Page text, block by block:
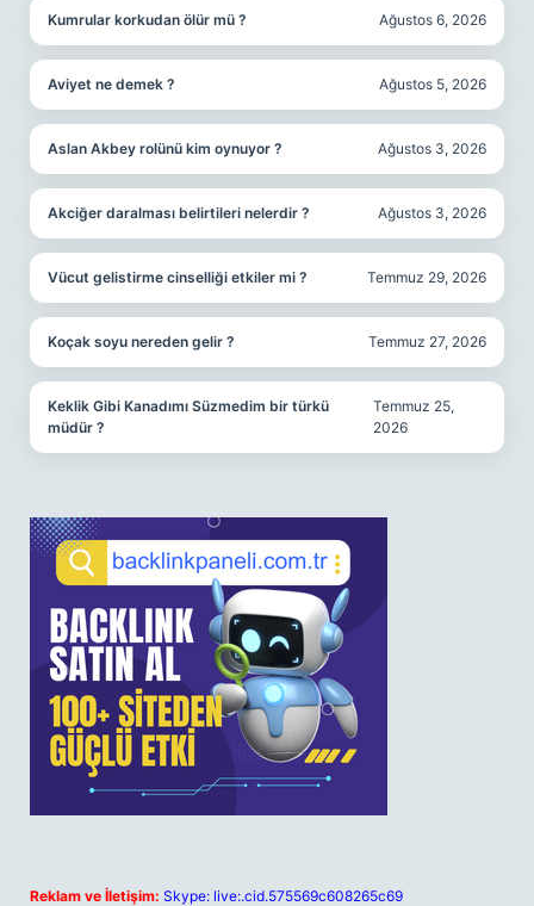
Kumrular korkudan ölür mü ? Ağustos 6, 2026
Aviyet ne demek ? Ağustos 5, 2026
Aslan Akbey rolünü kim oynuyor ? Ağustos 3, 2026
Akciğer daralması belirtileri nelerdir ? Ağustos 3, 2026
Vücut gelistirme cinselliği etkiler mi ? Temmuz 29, 2026
Koçak soyu nereden gelir ? Temmuz 27, 2026
Keklik Gibi Kanadımı Süzmedim bir türkü
müdür ?
Temmuz 25,
2026
Reklam ve İletişim: Skype: live:.cid.575569c608265c69